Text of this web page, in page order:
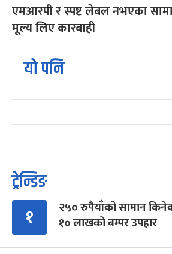
एमआरपी र स्पष्ट लेबल नभएका
मूल्य लिए कारबाही
यो पनि
ट्रेन्डिङ
१
२५० रुपैयाँको सामान
१० लाखको बम्पर उपहार